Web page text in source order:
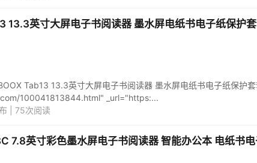
13.3英寸大屏电子书阅读器 墨水屏电纸书电子纸保护
Tab13 13.3英寸大屏电子书阅读器 墨水屏电纸书电子纸保护
100041813844.html" _url="https:...
| 75次阅读
7.8英寸彩色墨水屏电子书阅读器 智能办公本 电纸书